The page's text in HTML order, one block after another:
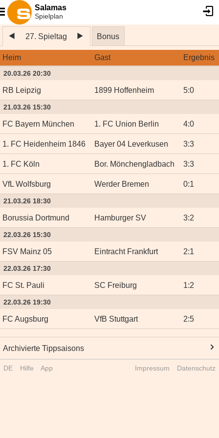
Salamas
Spielplan
27. Spieltag Bonus
Heim Gast Ergebnis
20.03.26 20:30
RB Leipzig 1899 Hoffenheim 5:0
21.03.26 15:30
FC Bayern München 1. FC Union Berlin 4:0
1. FC Heidenheim 1846 Bayer 04 Leverkusen 3:3
1. FC Köln Bor. Mönchengladbach 3:3
VfL Wolfsburg Werder Bremen 0:1
21.03.26 18:30
Borussia Dortmund Hamburger SV 3:2
22.03.26 15:30
FSV Mainz 05 Eintracht Frankfurt 2:1
22.03.26 17:30
FC St. Pauli SC Freiburg 1:2
22.03.26 19:30
FC Augsburg VfB Stuttgart 2:5
Archivierte Tippsaisons
DE Hilfe App Impressum Datenschutz